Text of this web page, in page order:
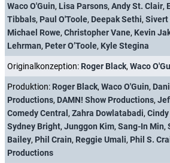
Waco O'Guin, Lisa Parsons, Andy St. Clair,
Tibbals, Paul O'Toole, Deepak Sethi, Sivert
Michael Rowe, Christopher Vane, Kevin
Lehrman, Peter O’Toole, Kyle Stegina
Originalkonzeption: Roger Black, Waco
Produktion: Roger Black, Waco O'Guin,
Productions, DAMN! Show Productions,
Comedy Central, Zahra Dowlatabadi,
Sydney Bright, Junggon Kim, Sang-In Min,
Bailey, Phil Crain, Reggie Umali, Phil S.
Productions